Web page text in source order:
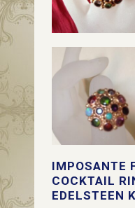
IMPOSANTE
COCKTAIL
EDELSTEEN